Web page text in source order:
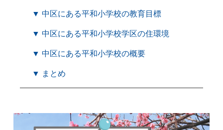
▼ 中区にある平和小学校の教育目標
▼ 中区にある平和小学校学区の住環境
▼ 中区にある平和小学校の概要
▼ まとめ